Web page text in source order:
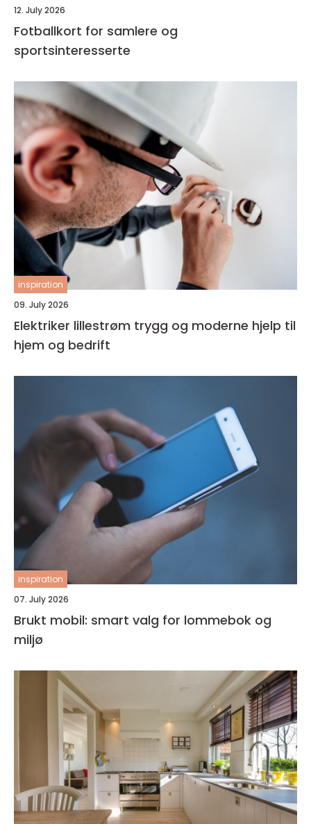
12. July 2026
Fotballkort for samlere og
sportsinteresserte
inspiration
09. July 2026
Elektriker lillestrøm trygg og moderne hjelp til
hjem og bedrift
inspiration
07. July 2026
Brukt mobil: smart valg for lommebok og
miljø